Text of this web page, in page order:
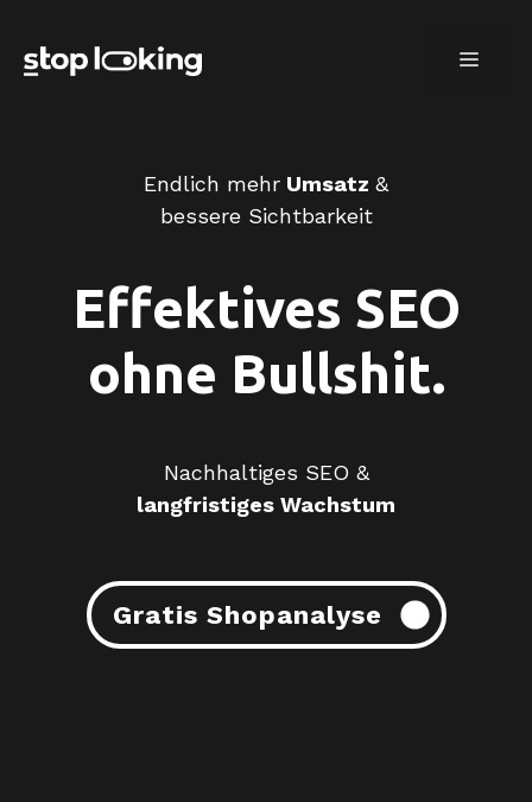
Inhalt
springen
menü
Endlich mehr Umsatz &
bessere Sichtbarkeit
Effektives SEO
ohne Bullshit.
Nachhaltiges SEO &
langfristiges Wachstum
Gratis Shopanalyse